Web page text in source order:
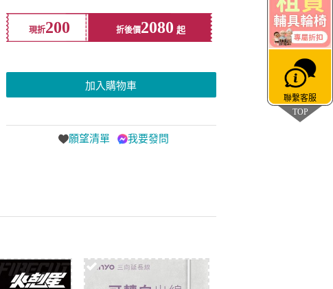
現折200 折後價2080
加入購物車
願望清單 我要發問
聯繫客服
TOP